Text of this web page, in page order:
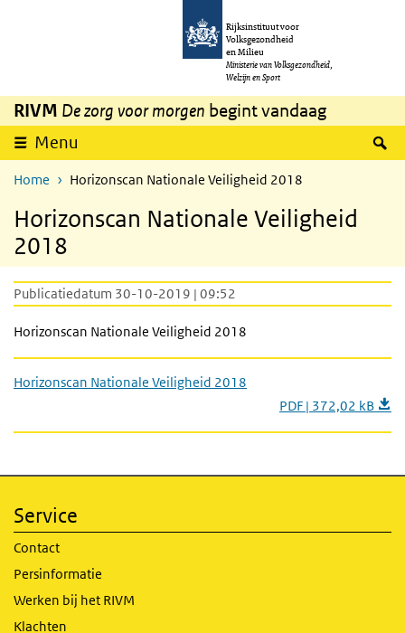
Overslaan en naar de inhoud gaan
Rijksinstituut voor
Volksgezondheid
en Milieu
Ministerie van Volksgezondheid,
Welzijn en Sport
RIVM De zorg voor morgen begint vandaag
Menu
Home Horizonscan Nationale Veiligheid 2018
Horizonscan Nationale Veiligheid
2018
Publicatiedatum 30-10-2019 | 09:52
Horizonscan Nationale Veiligheid 2018
Horizonscan Nationale Veiligheid 2018
PDF | 372,02 kB
Service
Contact
Persinformatie
Werken bij het RIVM
Klachten